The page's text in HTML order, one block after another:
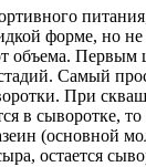
форме, но
объема.
Самый
При
в
(основной
остается